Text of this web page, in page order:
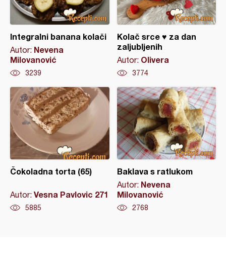
Integralni banana kolači
Autor: Nevena
Milovanović
3239
Kolač srce ♥️ za dan
zaljubljenih
Autor: Olivera
3774
Čokoladna torta (65)
Autor: Vesna Pavlovic 271
5885
Baklava s ratlukom
Autor: Nevena
Milovanović
2768